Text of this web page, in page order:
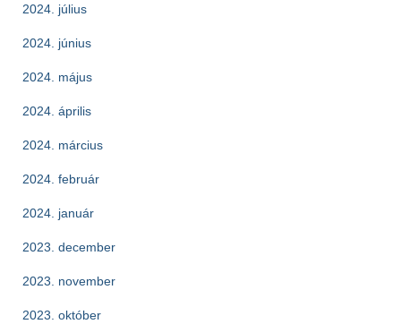
2024. július
2024. június
2024. május
2024. április
2024. március
2024. február
2024. január
2023. december
2023. november
2023. október